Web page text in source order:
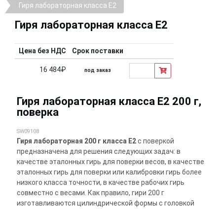
Гиря лабораторная класса E2
Гиря лабораторная класса E2
Цена без НДС Срок поставки
16 484₽ под заказ
Гиря лабораторная класса E2 200 г,
поверка
SW09108
Гиря лабораторная 200 г класса E2с поверкой
предназначена для решения следующих задач: в
качестве эталонных гирь для поверки весов, в качестве
эталонных гирь для поверки или калибровки гирь более
низкого класса точности, в качестве рабочих гирь
совместно с весами. Как правило, гири 200 г
изготавливаются цилиндрической формы с головкой